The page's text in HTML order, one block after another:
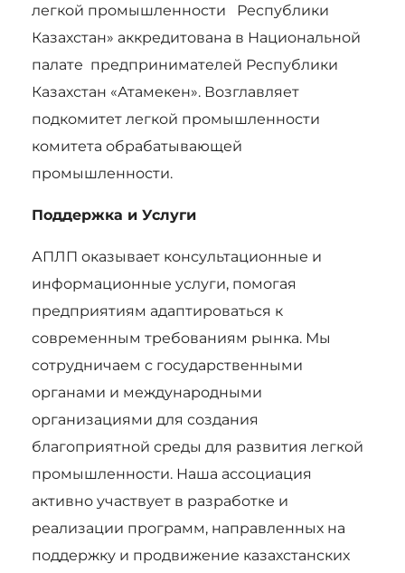
легкой промышленности Республики
Казахстан» аккредитована в Национальной
палате предпринимателей Республики
Казахстан «Атамекен». Возглавляет
подкомитет легкой промышленности
комитета обрабатывающей
промышленности.
Поддержка и Услуги
АПЛП оказывает консультационные и
информационные услуги, помогая
предприятиям адаптироваться к
современным требованиям рынка. Мы
сотрудничаем с государственными
органами и международными
организациями для создания
благоприятной среды для развития легкой
промышленности. Наша ассоциация
активно участвует в разработке и
реализации программ, направленных на
поддержку и продвижение казахстанских